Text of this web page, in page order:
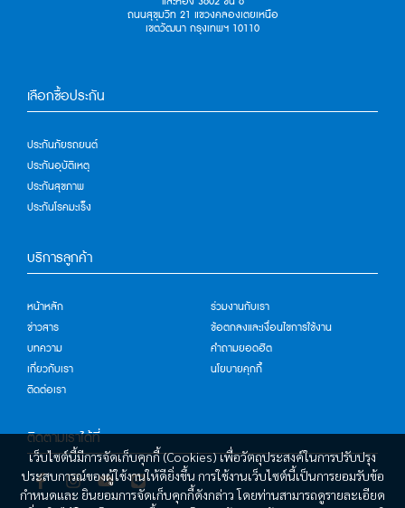
เว็บไซต์นี้มีการจัดเก็บคุกกี้ (Cookies) เพื่อวัตถุประสงค์ในการปรับปรุง
ประสบการณ์ของผู้ใช้งานให้ดียิ่งขึ้น การใช้งานเว็บไซต์นี้เป็นการยอมรับข้อ
กำหนดและ ยินยอมการจัดเก็บคุกกี้ดังกล่าว โดยท่านสามารถดูรายละเอียด
ถนนสุขุมวิท 21 แขวงคลองเตยเหนือ
เขตวัฒนา กรุงเทพฯ 10110
เลือกซื้อประกัน
ประกันภัยรถยนต์
ประกันอุบัติเหตุ
ประกันสุขภาพ
ประกันโรคมะเร็ง
บริการลูกค้า
หน้าหลัก
ข่าวสาร
บทความ
เกี่ยวกับเรา
ติดต่อเรา
ร่วมงานกับเรา
ข้อตกลงและเงื่อนไขการใช้งาน
คำถามยอดฮิต
นโยบายคุกกี้
ติดตามเราได้ที่